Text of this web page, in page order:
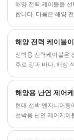
해양 전력 케이블을
합니다. 다음은 해양
해양 전력 케이블
선박용 전력케이블‌은
주로 강과 바다, 해상
해양용 난연 제어
현대 선박 엔지니어링
선박용 난연 제어케이